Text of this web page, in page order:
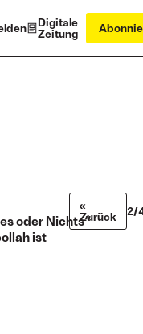
Digitale
Zeitung
oder Nichts“
ist
«
Zurück
2/